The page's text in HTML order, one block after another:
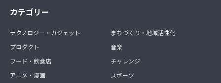
カテゴリー
テクノロジー・ガジェット
プロダクト
フード・飲食店
アニメ・漫画
まちづくり・地域活性化
音楽
チャレンジ
スポーツ